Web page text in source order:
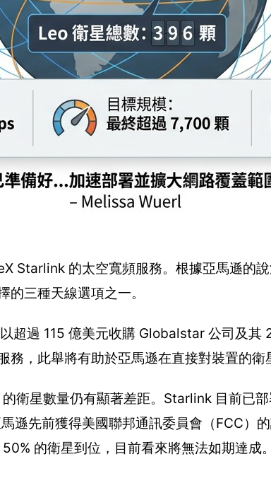
Starlink 的太空寬頻服務。根據亞馬遜的
三種天線選項之一。
超過 115 億美元收購 Globalstar 公司及
，此舉將有助於亞馬遜在直接對裝置的衛
衛星數量仍有顯著差距。Starlink 目前已
遜先前獲得美國聯邦通訊委員會（FCC）
的衛星到位，目前看來將無法如期達成